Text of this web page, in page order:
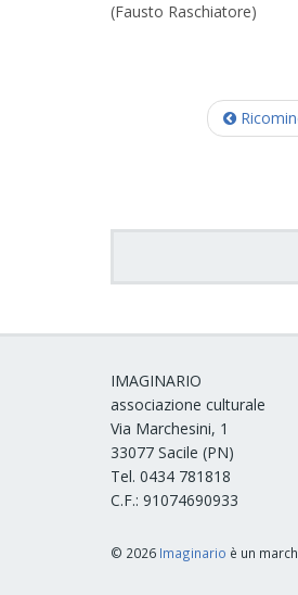
(Fausto Raschiatore)
IMAGINARIO
associazione culturale
Via Marchesini, 1
33077 Sacile (PN)
Tel. 0434 781818
C.F.: 91074690933
© 2026 Imaginario è un